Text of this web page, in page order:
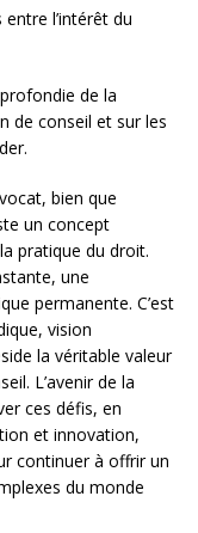
l’intérêt du
de la
de conseil et sur les
bien que
un concept
pratique du droit.
une
permanente. C’est
vision
la véritable valeur
L’avenir de la
ces défis, en
et innovation,
continuer à offrir un
du monde